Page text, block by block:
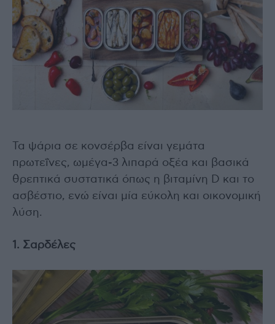
Τα ψάρια σε κονσέρβα είναι γεμάτα
πρωτεΐνες, ωμέγα-3 λιπαρά οξέα και βασικά
θρεπτικά συστατικά όπως η βιταμίνη D και το
ασβέστιο, ενώ είναι μία εύκολη και οικονομική
λύση.
1. Σαρδέλες